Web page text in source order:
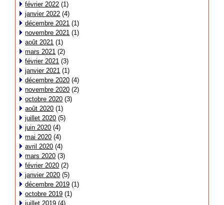
février 2022 (1)
janvier 2022 (4)
décembre 2021 (1)
novembre 2021 (1)
août 2021 (1)
mars 2021 (2)
février 2021 (3)
janvier 2021 (1)
décembre 2020 (4)
novembre 2020 (2)
octobre 2020 (3)
août 2020 (1)
juillet 2020 (5)
juin 2020 (4)
mai 2020 (4)
avril 2020 (4)
mars 2020 (3)
février 2020 (2)
janvier 2020 (5)
décembre 2019 (1)
octobre 2019 (1)
juillet 2019 (4)